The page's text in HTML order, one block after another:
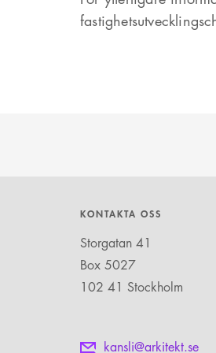
KONTAKTA OSS
Storgatan 41
Box 5027
102 41 Stockholm
kansli@arkitekt.se